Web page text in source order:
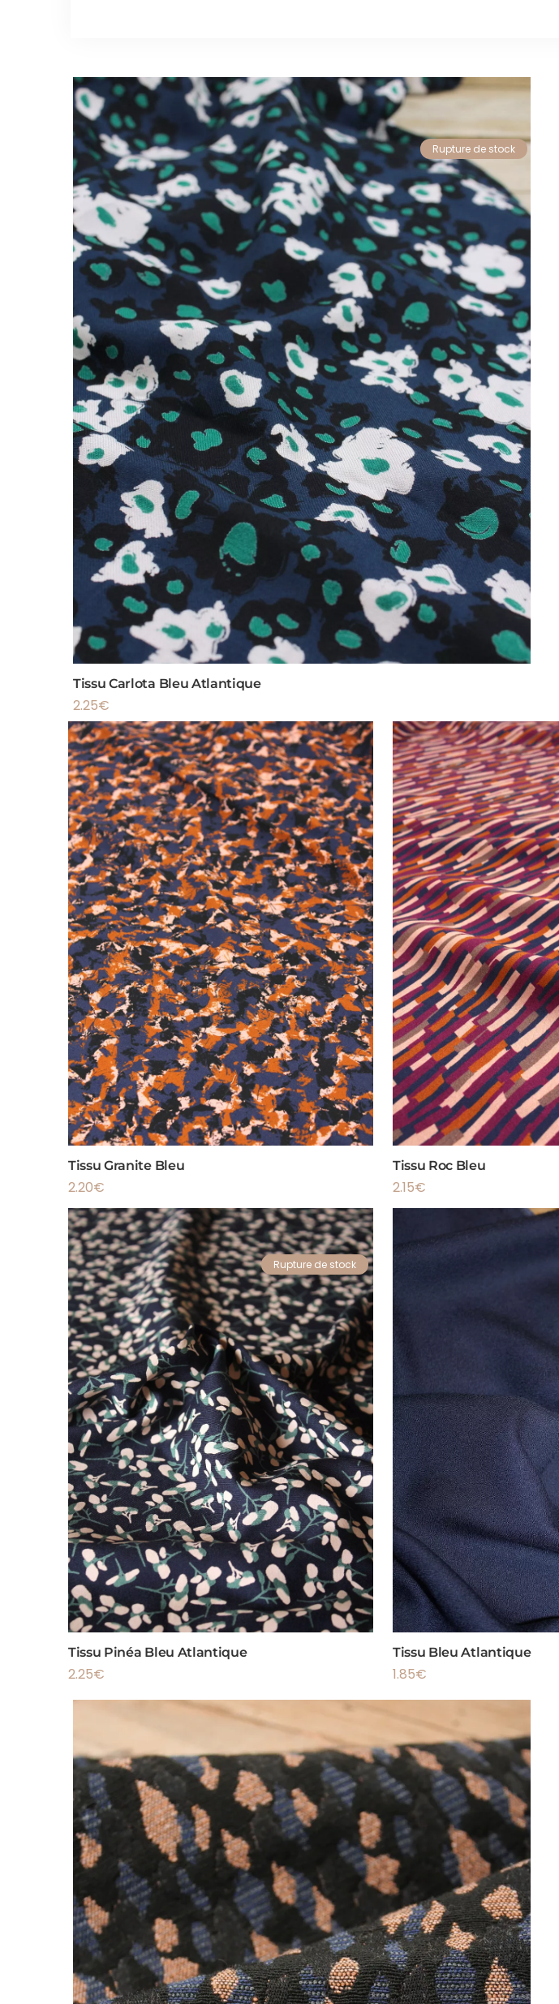
Rupture de stock
Tissu Carlota Bleu Atlantique
2.25€
Tissu Granite Bleu
2.20€
Tissu Roc Bleu
2.15€
Rupture de stock
Tissu Pinéa Bleu Atlantique
2.25€
Tissu Bleu Atlantique
1.85€